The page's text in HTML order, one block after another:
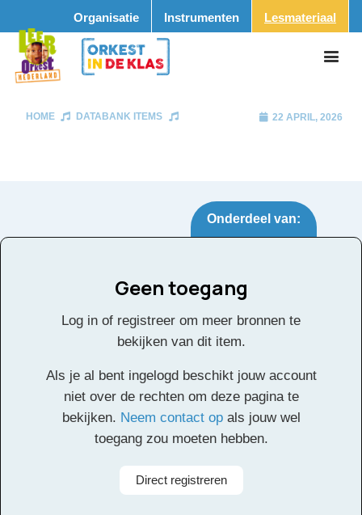
Organisatie Instrumenten Lesmateriaal
HOME DATABANK ITEMS 22 APRIL, 2026
Onderdeel van:
EmailPinterestLinkedIn
Delen
Geen toegang
Log in of registreer om meer bronnen te
bekijken van dit item.
Als je al bent ingelogd beschikt jouw account
niet over de rechten om deze pagina te
bekijken. Neem contact opals jouw wel
toegang zou moeten hebben.
Direct registreren
Alle rechten voorbehouden